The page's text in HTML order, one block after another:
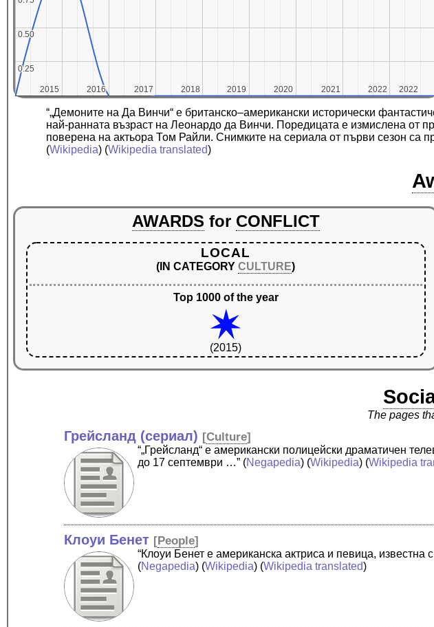
2015
2015 2016
2016 2017
2017 2018
2018 2019
2019 2020
2020 2021
2021 2022
2022 2022
2022
0.25
0.25
0.50
0.50
“„Демоните на Да Винчи“ е британско–американски исторически
най-ранната възраст на Леонардо да Винчи. Поредицата е измислена от
поверена на актьора Том Райли. Снимките на сериала от първи сезон са
(Wikipedia) (Wikipedia translated)
AWARDS for CONFLICT
LOCAL
(IN CATEGORYCULTURE)
Top 1000 of the year
(2015)
The pages
Грейсланд (сериал) [Culture]
“„Грейсланд“ е американски полицейски драматичен
до 17 септември …” (Negapedia) (Wikipedia) (Wikipedia
Клоуи Бенет [People]
“Клоуи Бенет е американска актриса и певица,
(Negapedia) (Wikipedia) (Wikipedia translated)